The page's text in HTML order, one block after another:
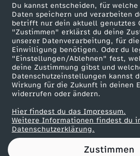
Du kannst entscheiden, für
Daten speichern und verarbeiten
betrifft nur dein aktuell genutztes
"Zustimmen" erklärst du deine
unserer Datenverarbeitung, für
Einwilligung benötigen. Oder du
"Einstellungen/Ablehnen" fest,
deine Zustimmung gibst und
Datenschutzeinstellungen kannst
Wirkung für die Zukunft in deinen
widerrufen oder ändern.
Hier findest du das Impressum.
Weitere Informationen findest du
Datenschutzerklärung.
Zustimmen
i
c
h
s
e
i
ZDF goes Schule
Werbefernsehen
Mainzelmännchen
Partner